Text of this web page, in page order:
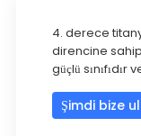
4. derece
direncine
güçlü
Şimdi bize